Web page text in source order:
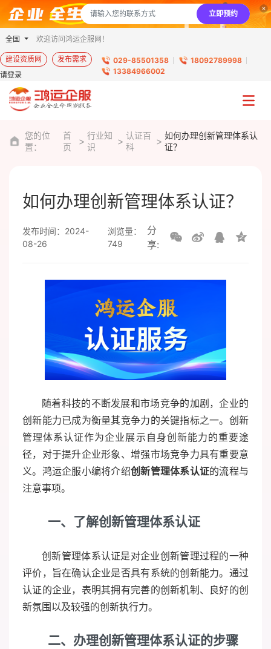
立即预约
全国 欢迎访问鸿运企服网！
建设资质网
发布需求
请登录
029-85501358
18092789998
13384966002
您的位
置：
首
页
行业知
识
认证百
科
如何办理创新管理体系认
证？
如何办理创新管理体系认证？
发布时间：2024-
08-26
浏览量：
749
分
享:
随着科技的不断发展和市场竞争的加剧，企业的
创新能力已成为衡量其竞争力的关键指标之一。创新
管理体系认证作为企业展示自身创新能力的重要途
径，对于提升企业形象、增强市场竞争力具有重要意
义。鸿运企服小编将介绍创新管理体系认证的流程与
注意事项。
一、了解创新管理体系认证
创新管理体系认证是对企业创新管理过程的一种
评价，旨在确认企业是否具有系统的创新能力。通过
认证的企业，表明其拥有完善的创新机制、良好的创
新氛围以及较强的创新执行力。
二、办理创新管理体系认证的步骤